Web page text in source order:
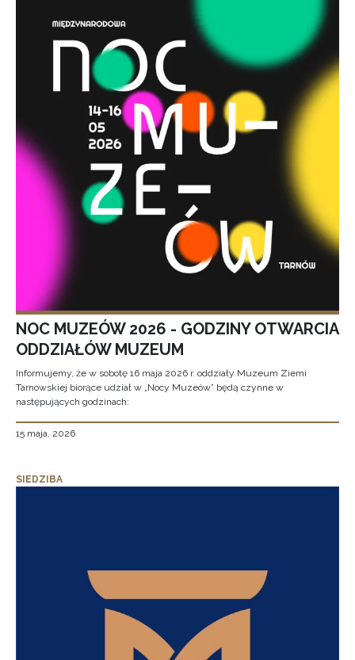
NOC MUZEÓW 2026 - GODZINY OTWARCIA
ODDZIAŁÓW MUZEUM
Informujemy, że w sobotę 16 maja 2026 r. oddziały Muzeum Ziemi
Tarnowskiej biorące udział w „Nocy Muzeów” będą czynne w
następujących godzinach:
15 maja, 2026
SIEDZIBA